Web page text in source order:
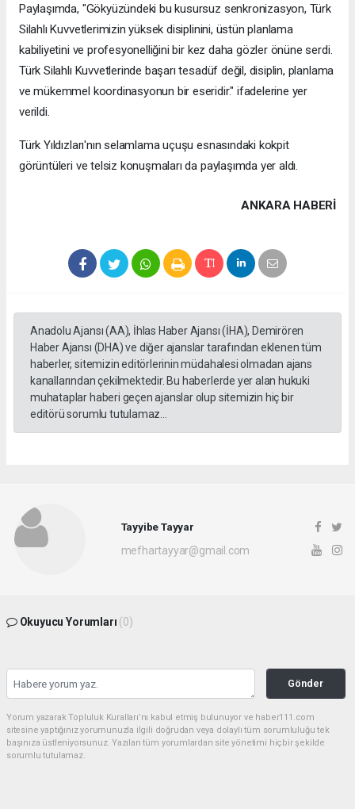
Paylaşımda, "Gökyüzündeki bu kusursuz senkronizasyon, Türk
Silahlı Kuvvetlerimizin yüksek disiplinini, üstün planlama
kabiliyetini ve profesyonelliğini bir kez daha gözler önüne serdi.
Türk Silahlı Kuvvetlerinde başarı tesadüf değil, disiplin, planlama
ve mükemmel koordinasyonun bir eseridir." ifadelerine yer
verildi.
Türk Yıldızları'nın selamlama uçuşu esnasındaki kokpit
görüntüleri ve telsiz konuşmaları da paylaşımda yer aldı.
ANKARA HABERİ
Anadolu Ajansı (AA), İhlas Haber Ajansı (İHA), Demirören
Haber Ajansı (DHA) ve diğer ajanslar tarafından eklenen tüm
haberler, sitemizin editörlerinin müdahalesi olmadan ajans
kanallarından çekilmektedir. Bu haberlerde yer alan hukuki
muhataplar haberi geçen ajanslar olup sitemizin hiç bir
editörü sorumlu tutulamaz...
Tayyibe Tayyar
mefhartayyar@gmail.com
Okuyucu Yorumları (0)
Gönder
Yorum yazarak Topluluk Kuralları’nı kabul etmiş bulunuyor ve haber111.com
sitesine yaptığınız yorumunuzla ilgili doğrudan veya dolaylı tüm sorumluluğu tek
başınıza üstleniyorsunuz. Yazılan tüm yorumlardan site yönetimi hiçbir şekilde
sorumlu tutulamaz.